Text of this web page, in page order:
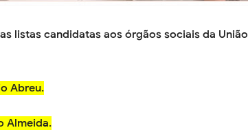
listas candidatas aos órgãos sociais da União
Abreu.
Almeida.